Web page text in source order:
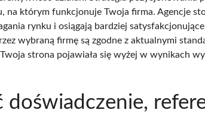
na którym funkcjonuje Twoja firma. Agencje
rynku i osiągają bardziej
wybraną firmę są zgodne z aktualnymi
strona pojawiała się wyżej w wynikach
doświadczenie,